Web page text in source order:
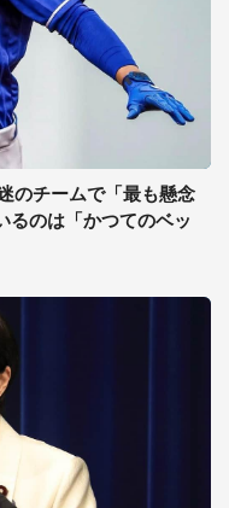
のチームで「最も懸念
るのは「かつてのベッ